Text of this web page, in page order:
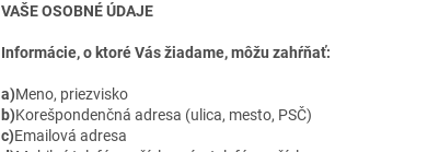
VAŠE OSOBNÉ ÚDAJE
Informácie, o ktoré Vás žiadame, môžu zahŕňať:
a)Meno, priezvisko
b)Korešpondenčná adresa (ulica, mesto, PSČ)
c)Emailová adresa